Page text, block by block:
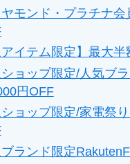
ヤモンド・プラチナ
アイテム限定】最大半
ショップ限定/人気ブ
円OFF
ショップ限定/家電祭
ブランド限定